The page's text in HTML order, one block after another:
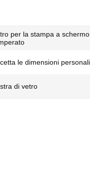
per la stampa a
le dimensioni
di vetro